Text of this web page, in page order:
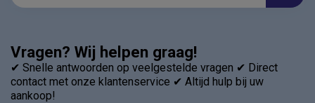
Vragen? Wij helpen graag!
✔ Snelle antwoorden op veelgestelde vragen ✔ Direct
contact met onze klantenservice ✔ Altijd hulp bij uw
aankoop!